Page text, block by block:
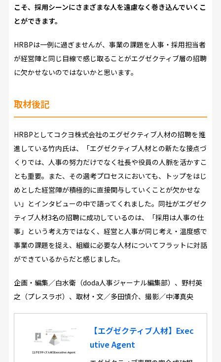
こそ、採用シーンにさまざまな人を遠慮なく巻き込んでいくこ
とができます。
HRBPは一例に過ぎませんが、事業の課題を人事・採用担当者
が経営陣と同じ目線で感じ取ることがエグゼクティブ層の招聘
に欠かせないのではないかと思います。
取材後記
HRBPとしてコクヨ株式会社のエグゼクティブ人材の招聘を推
進している竹内氏は、「エグゼクティブ人材との新たな接点づ
くりでは、人事の努力だけでなく社長や役員の人脈を活かすこ
とも重要。また、その選考プロセスにおいても、トップをはじ
めとした経営陣が積極的に直接関与していくことが欠かせな
い」とインタビューの中で語ってくれました。同社がエグゼク
ティブ人材3名の招聘に成功しているのは、「採用は人事の仕
事」という考え方ではなく、経営と人事が同じ考え・温度感で
事業の課題を捉え、組織に必要な人材についてフラットに対話
ができているからだと感じました。
企画・編集／白水衛（doda人事ジャーナル編集部）、野村英
之（プレスラボ）、取材・文／多田慎介、撮影／中澤真央
【エグゼクティブ人材】Exec
utive Agent